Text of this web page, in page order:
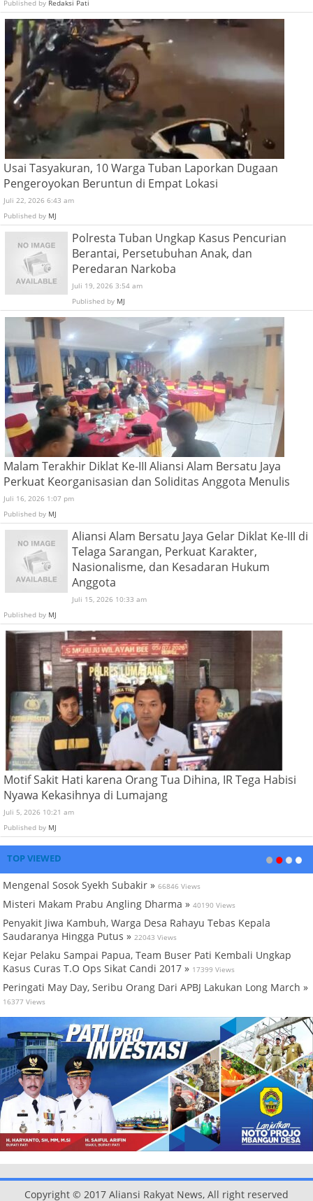
Published by Redaksi Pati
Usai Tasyakuran, 10 Warga Tuban Laporkan Dugaan
Pengeroyokan Beruntun di Empat Lokasi
Juli 22, 2026 6:43 am
Published by MJ
Polresta Tuban Ungkap Kasus Pencurian
Berantai, Persetubuhan Anak, dan
Peredaran Narkoba
Juli 19, 2026 3:54 am
Published by MJ
Malam Terakhir Diklat Ke-III Aliansi Alam Bersatu Jaya
Perkuat Keorganisasian dan Soliditas Anggota Menulis
Juli 16, 2026 1:07 pm
Published by MJ
Aliansi Alam Bersatu Jaya Gelar Diklat Ke-III di
Telaga Sarangan, Perkuat Karakter,
Nasionalisme, dan Kesadaran Hukum
Anggota
Juli 15, 2026 10:33 am
Published by MJ
Motif Sakit Hati karena Orang Tua Dihina, IR Tega Habisi
Nyawa Kekasihnya di Lumajang
Juli 5, 2026 10:21 am
Published by MJ
TOP VIEWED
Mengenal Sosok Syekh Subakir » 66846 Views
Misteri Makam Prabu Angling Dharma » 40190 Views
Penyakit Jiwa Kambuh, Warga Desa Rahayu Tebas Kepala
Saudaranya Hingga Putus » 22043 Views
Kejar Pelaku Sampai Papua, Team Buser Pati Kembali Ungkap
Kasus Curas T.O Ops Sikat Candi 2017 » 17399 Views
Peringati May Day, Seribu Orang Dari APBJ Lakukan Long March »
16377 Views
Copyright © 2017 Aliansi Rakyat News, All right reserved